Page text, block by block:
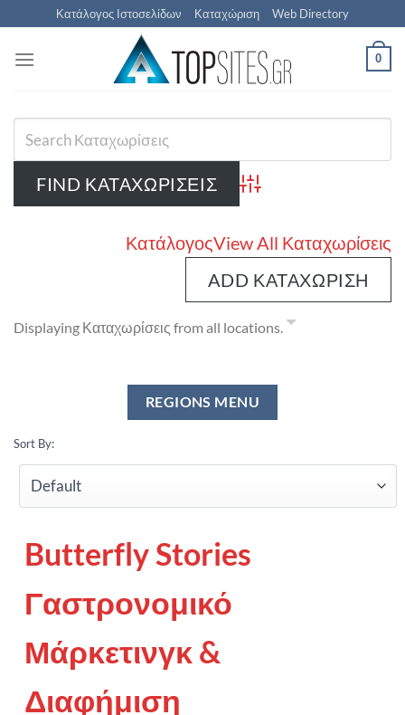
Μετάβαση
στο
περιεχόμενο
Κατάλογος Ιστοσελίδων Καταχώριση Web Directory
0
Advanced Search
ΚατάλογοςView All Καταχωρίσεις
ADD ΚΑΤΑΧΏΡΙΣΗ
Displaying Καταχωρίσεις from all locations.
Sort By:
Butterfly Stories
Γαστρονομικό
Μάρκετινγκ &
Διαφήμιση